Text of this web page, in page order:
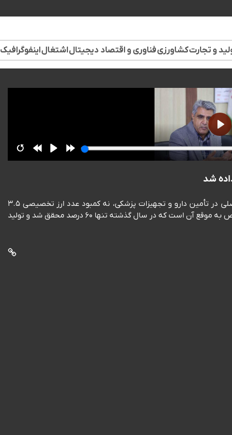
و تجارتکشاورزیفناوری و اقتصاد دیجیتالاشتغالاینفوگرافیک
💬هادی احمدی، سخنگوی انجمن داروسازان ایران: 🗣️مشکل اصلی در تأمین دارو و تجهیزات پزشکی، نه کمبود عدد ارز تخصیصی ۳.۵
میلیاردی مجلس برای سال ۱۴۰۵، بلکه تأخیر در پرداخت و تخصیص به موقع آن است که در سال گذشته تنها ۶۰ درصد محقق شد و تولید